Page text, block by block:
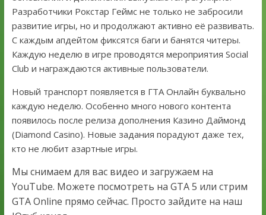
Разработчики Рокстар Геймс не только не забросили
развитие игры, но и продолжают активно её развивать.
С каждым апдейтом фиксятся баги и банятся читеры.
Каждую неделю в игре проводятся мероприятия Social
Club и награждаются активные пользователи.
Новый транспорт появляется в ГТА Онлайн буквально
каждую неделю. Особенно много нового контента
появилось после релиза дополнения Казино Даймонд
(Diamond Casino). Новые задания порадуют даже тех,
кто не любит азартные игры.
Мы снимаем для вас видео и загружаем на
YouTube. Можете посмотреть на GTA 5 или стрим
GTA Online прямо сейчас. Просто зайдите на наш